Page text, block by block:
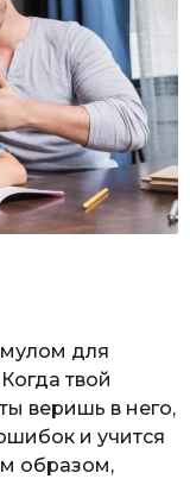
для
Когда твой
веришь в него,
и учится
образом,